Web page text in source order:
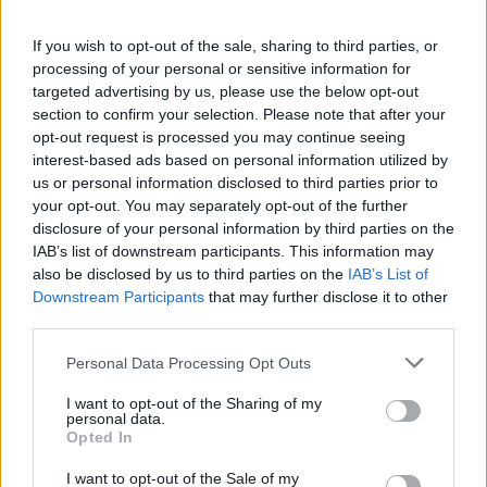
If you wish to opt-out of the sale, sharing to third parties, or
processing of your personal or sensitive information for
targeted advertising by us, please use the below opt-out
section to confirm your selection. Please note that after your
opt-out request is processed you may continue seeing
interest-based ads based on personal information utilized by
us or personal information disclosed to third parties prior to
your opt-out. You may separately opt-out of the further
disclosure of your personal information by third parties on the
IAB’s list of downstream participants. This information may
also be disclosed by us to third parties on the IAB’s List of
Downstream Participants that may further disclose it to other
Personal Data Processing Opt Outs
I want to opt-out of the Sharing of my
personal data.
Opted In
I want to opt-out of the Sale of my
Quelques recettes maison au miel
pour la peau
Masque hydratant visage express
1 cuillère à soupe de miel pur
Appliquez en fine couche sur le visage propre,
laissez poser 10 à 15 minutes, rincez à l’eau tiède.
Gommage doux au miel et sucre
1 cuillère à café de sucre fin
Mélangez, massez délicatement en mouvements
circulaires sur le visage ou les lèvres, rincez.
Soin apaisant après-soleil